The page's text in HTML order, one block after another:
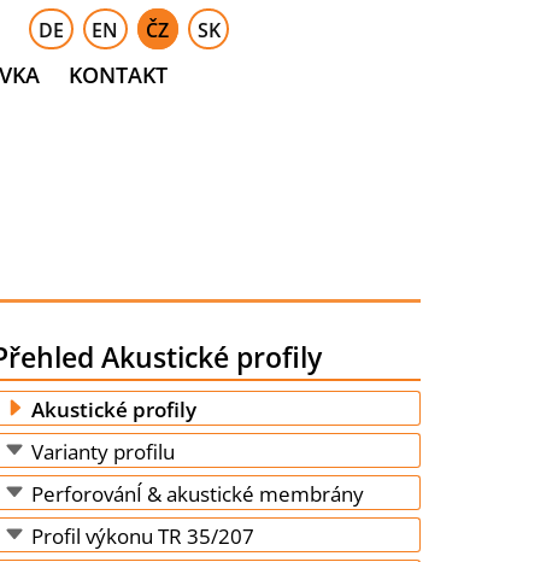
KONTAKT
DE EN ČZ SK
Akustické profily
Akustické profily
Varianty profilu
PerforovánÍ & akustické membrány
Profil výkonu TR 35/207